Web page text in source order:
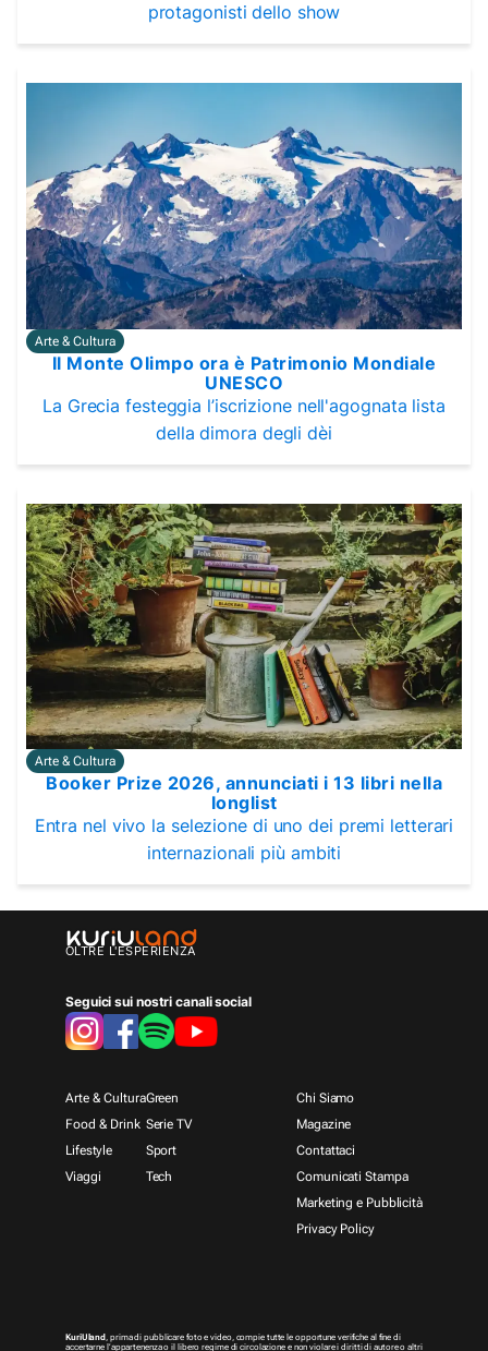
protagonisti dello show
Arte & Cultura
Il Monte Olimpo ora è Patrimonio Mondiale
UNESCO
La Grecia festeggia l’iscrizione nell'agognata lista
della dimora degli dèi
Arte & Cultura
Booker Prize 2026, annunciati i 13 libri nella
longlist
Entra nel vivo la selezione di uno dei premi letterari
internazionali più ambiti
OLTRE L'ESPERIENZA
Seguici sui nostri canali social
Arte & Cultura
Food & Drink
Lifestyle
Viaggi
Green
Serie TV
Sport
Tech
Chi Siamo
Magazine
Contattaci
Comunicati Stampa
Marketing e Pubblicità
Privacy Policy
KuriUland, prima di pubblicare foto e video, compie tutte le opportune verifiche al fine di
accertarne l’appartenenza o il libero regime di circolazione e non violare i diritti di autore o altri